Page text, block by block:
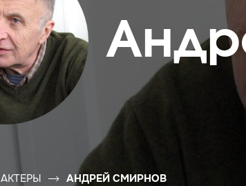
АКТЕРЫ АНДРЕЙ СМИРНОВ